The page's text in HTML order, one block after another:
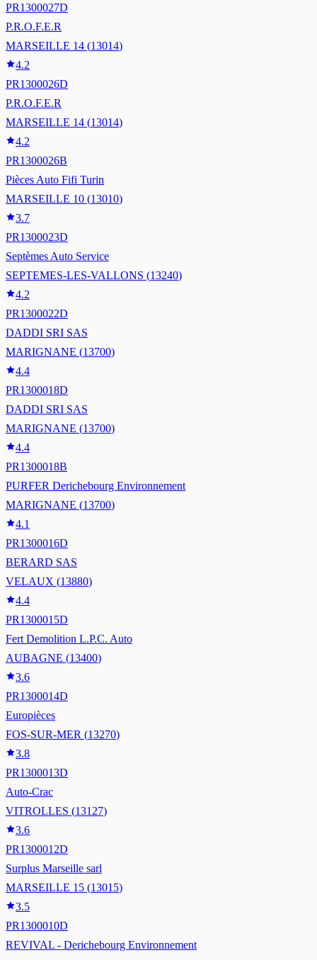
PR1300027D
P.R.O.F.E.R
MARSEILLE 14 (13014)
4.2
PR1300026D
P.R.O.F.E.R
MARSEILLE 14 (13014)
4.2
PR1300026B
Pièces Auto Fifi Turin
MARSEILLE 10 (13010)
3.7
PR1300023D
Septèmes Auto Service
SEPTEMES-LES-VALLONS (13240)
4.2
PR1300022D
DADDI SRI SAS
MARIGNANE (13700)
4.4
PR1300018D
DADDI SRI SAS
MARIGNANE (13700)
4.4
PR1300018B
PURFER Derichebourg Environnement
MARIGNANE (13700)
4.1
PR1300016D
BERARD SAS
VELAUX (13880)
4.4
PR1300015D
Fert Demolition L.P.C. Auto
AUBAGNE (13400)
3.6
PR1300014D
Europièces
FOS-SUR-MER (13270)
3.8
PR1300013D
Auto-Crac
VITROLLES (13127)
3.6
PR1300012D
Surplus Marseille sarl
MARSEILLE 15 (13015)
3.5
PR1300010D
REVIVAL - Derichebourg Environnement